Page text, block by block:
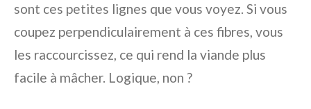
sont ces petites lignes que vous voyez. Si vous
coupez perpendiculairement à ces fibres, vous
les raccourcissez, ce qui rend la viande plus
facile à mâcher. Logique, non ?